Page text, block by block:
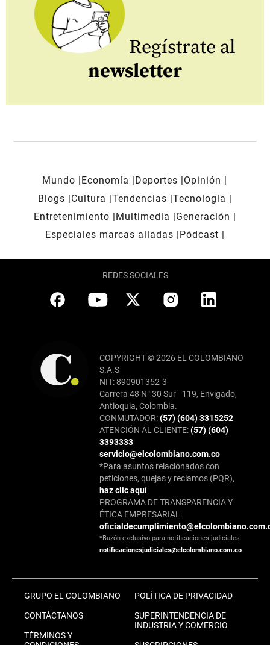
Regístrate al
newsletter
Mundo Economía Deportes
Opinión
Blogs
Cultura Tendencias Tecnología
Entretenimiento
Multimedia
Generación
Especiales marcas aliadas
Pódcast
REDES SOCIALES
COPYRIGHT © 2026 EL COLOMBIANO
S.A.S
NIT: 890901352-3
Carrera 48 N° 30 Sur - 119, Envigado,
Antioquia, Colombia.
CONMUTADOR:(57) (604) 3315252
ATENCIÓN AL CLIENTE:(57) (604)
3393333
servicio@elcolombiano.com.co
*Para asuntos relacionados con
peticiones, quejas y reclamos (PQR),
haz clic aquí
PROGRAMA DE TRANSPARENCIA Y
ÉTICA EMPRESARIAL:
*Buzón exclusivo para notificaciones judiciales:
notificacionesjudiciales@elcolombiano.com.co
GRUPO EL COLOMBIANO
CONTÁCTANOS
TÉRMINOS Y
POLÍTICA DE PRIVACIDAD
SUPERINTENDENCIA DE
INDUSTRIA Y COMERCIO